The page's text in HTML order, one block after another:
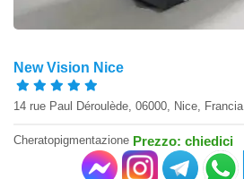
New Vision Nice
14 rue Paul Déroulède, 06000, Nice, Francia
Cheratopigmentazione Prezzo: chiedici